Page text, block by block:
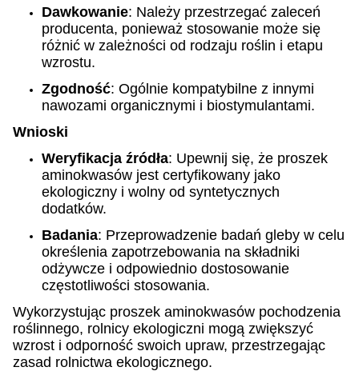
Dawkowanie: Należy przestrzegać zaleceń
producenta, ponieważ stosowanie może się
różnić w zależności od rodzaju roślin i etapu
wzrostu.
Zgodność: Ogólnie kompatybilne z innymi
nawozami organicznymi i biostymulantami.
Wnioski
Weryfikacja źródła: Upewnij się, że proszek
aminokwasów jest certyfikowany jako
ekologiczny i wolny od syntetycznych
dodatków.
Badania: Przeprowadzenie badań gleby w celu
określenia zapotrzebowania na składniki
odżywcze i odpowiednio dostosowanie
częstotliwości stosowania.
Wykorzystując proszek aminokwasów pochodzenia
roślinnego, rolnicy ekologiczni mogą zwiększyć
wzrost i odporność swoich upraw, przestrzegając
zasad rolnictwa ekologicznego.